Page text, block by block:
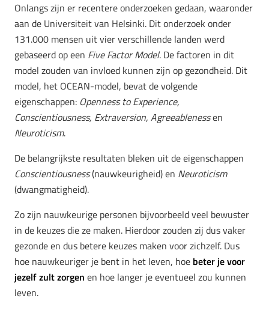
Onlangs zijn er recentere onderzoeken gedaan, waaronder
aan de Universiteit van Helsinki. Dit onderzoek onder
131.000 mensen uit vier verschillende landen werd
gebaseerd op een Five Factor Model. De factoren in dit
model zouden van invloed kunnen zijn op gezondheid. Dit
model, het OCEAN-model, bevat de volgende
eigenschappen: Openness to Experience,
Conscientiousness, Extraversion, Agreeablenessen
Neuroticism.
De belangrijkste resultaten bleken uit de eigenschappen
Conscientiousness(nauwkeurigheid) en Neuroticism
(dwangmatigheid).
Zo zijn nauwkeurige personen bijvoorbeeld veel bewuster
in de keuzes die ze maken. Hierdoor zouden zij dus vaker
gezonde en dus betere keuzes maken voor zichzelf. Dus
hoe nauwkeuriger je bent in het leven, hoe beter je voor
jezelf zult zorgen en hoe langer je eventueel zou kunnen
leven.